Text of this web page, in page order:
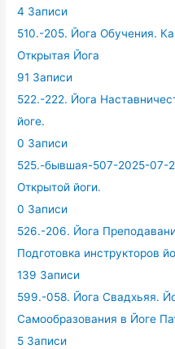
4 Записи
510.-205. Йога Обучения.
Открытая Йога
91 Записи
522.-222. Йога
йоге.
0 Записи
525.-бывшая-507-2025-07-
Открытой йоги.
0 Записи
526.-206. Йога
Подготовка инструкторов
139 Записи
599.-058. Йога Свадхьяя.
Самообразования в Йоге
5 Записи